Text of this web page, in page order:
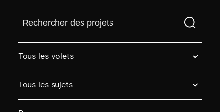
Trouvez un projetVous devez saisir un terme de
Tous les volets
Tous les sujets